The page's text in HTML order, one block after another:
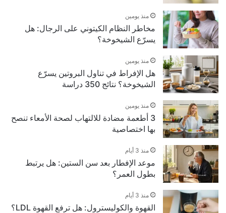
منذ يومين
مخاطر النظام الكيتوني على الرجال: هل
يسرّع الشيخوخة؟
منذ يومين
هل الإفراط في تناول البروتين يسرّع
الشيخوخة؟ نتائج 350 دراسة
منذ يومين
3 أطعمة مضادة للالتهاب لصحة الأمعاء تنصح
بها اختصاصية
منذ 3 أيام
موعد الإفطار بعد سن الستين: هل يرتبط
بطول العمر؟
منذ 3 أيام
القهوة والكوليسترول: هل ترفع القهوة LDL؟